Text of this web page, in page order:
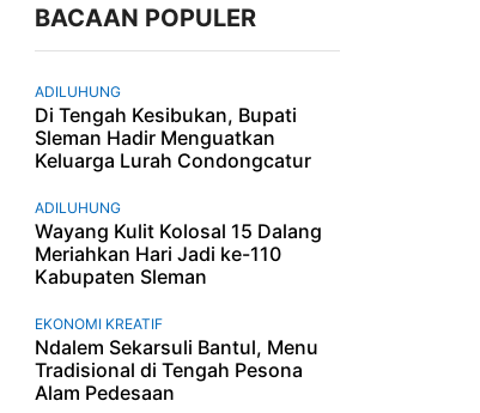
BACAAN POPULER
ADILUHUNG
Di Tengah Kesibukan, Bupati
Sleman Hadir Menguatkan
Keluarga Lurah Condongcatur
ADILUHUNG
Wayang Kulit Kolosal 15 Dalang
Meriahkan Hari Jadi ke-110
Kabupaten Sleman
EKONOMI KREATIF
Ndalem Sekarsuli Bantul, Menu
Tradisional di Tengah Pesona
Alam Pedesaan